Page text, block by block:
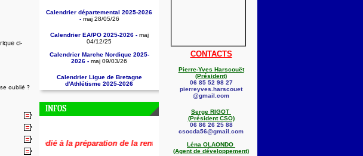
ci-
oublié ?
Calendrier départemental 2025-2026
- maj 28/05/26
Calendrier EA/PO 2025-2026 - maj
04/12/25
Calendrier Marche Nordique 2025-
2026 - maj 09/03/26
Calendrier Ligue de Bretagne
d'Athlétisme 2025-2026
INFOS
dédié à la préparation de la rentrée 2026-2027 (dont la saisie anticipée des licences) est
CONTACTS
Pierre-Yves Harscouët
(Président)
06 85 52 98 27
pierreyves.harscouet
@gmail.com
Serge RIGOT
(Président CSO)
06 86 26 25 88
csocda56@gmail.com
Léna OLAONDO
(Agent de développement)